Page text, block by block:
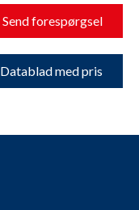
Send forespørgsel
Datablad med pris